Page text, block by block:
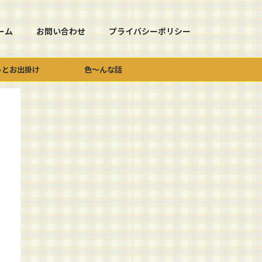
ム お問い合わせ プライバシーポリシー
お出掛け 色～んな話